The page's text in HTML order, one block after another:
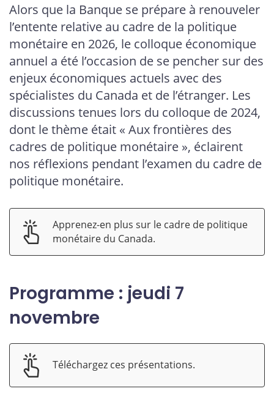
page
sur
Facebook
page
sur
X
page
sur
LinkedIn
page
par
courriel
Alors que la Banque se prépare à renouveler
l’entente relative au cadre de la politique
monétaire en 2026, le colloque économique
annuel a été l’occasion de se pencher sur des
enjeux économiques actuels avec des
spécialistes du Canada et de l’étranger. Les
discussions tenues lors du colloque de 2024,
dont le thème était « Aux frontières des
cadres de politique monétaire », éclairent
nos réflexions pendant l’examen du cadre de
politique monétaire.
Apprenez-en plus sur le cadre de politique
monétaire du Canada.
Programme : jeudi 7
novembre
Téléchargez ces présentations.